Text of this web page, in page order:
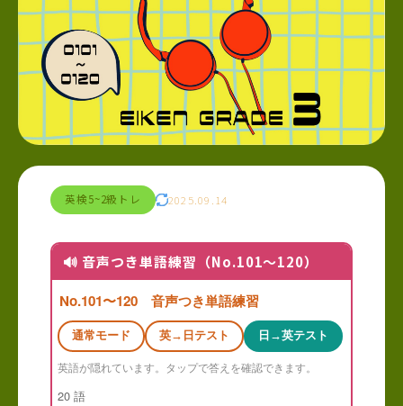
2025.09.14
英検5~2級トレ
🔊 音声つき単語練習（No.101〜120）